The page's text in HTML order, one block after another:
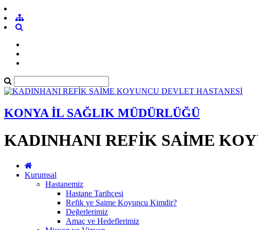
KONYA İL SAĞLIK MÜDÜRLÜĞÜ
KADINHANI REFİK SAİME
Kurumsal
Hastanemiz
Hastane Tarihçesi
Refik ve Saime Koyuncu Kimdir?
Değerlerimiz
Amaç ve Hedeflerimiz